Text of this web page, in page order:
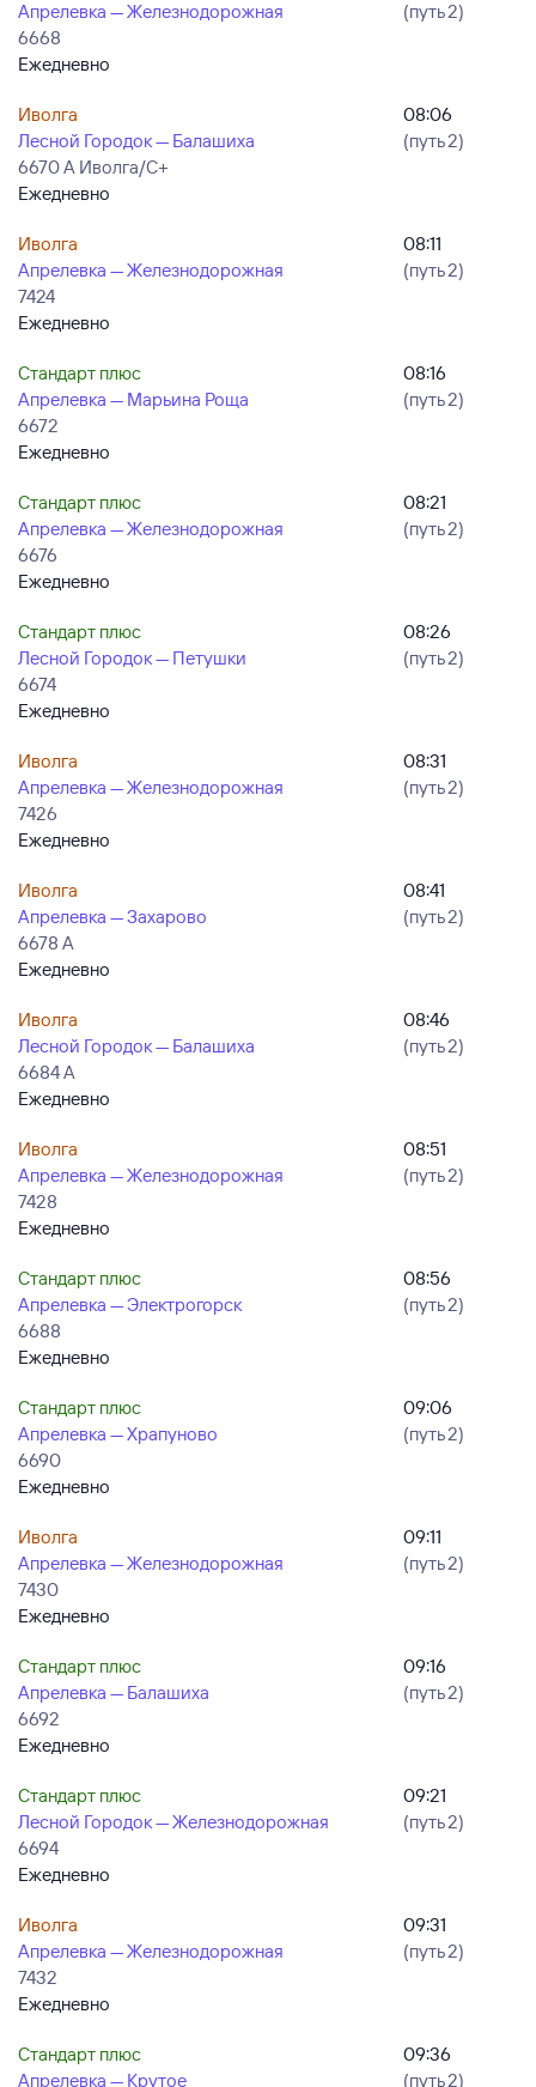
Апрелевка — Железнодорожная
6668
Ежедневно
(путь 2)
Иволга
Лесной Городок — Балашиха
6670 А Иволга/С+
Ежедневно
08:06
(путь 2)
Иволга
Апрелевка — Железнодорожная
7424
Ежедневно
08:11
(путь 2)
Стандарт плюс
Апрелевка — Марьина Роща
6672
Ежедневно
08:16
(путь 2)
Стандарт плюс
Апрелевка — Железнодорожная
6676
Ежедневно
08:21
(путь 2)
Стандарт плюс
Лесной Городок — Петушки
6674
Ежедневно
08:26
(путь 2)
Иволга
Апрелевка — Железнодорожная
7426
Ежедневно
08:31
(путь 2)
Иволга
Апрелевка — Захарово
6678 А
Ежедневно
08:41
(путь 2)
Иволга
Лесной Городок — Балашиха
6684 А
Ежедневно
08:46
(путь 2)
Иволга
Апрелевка — Железнодорожная
7428
Ежедневно
08:51
(путь 2)
Стандарт плюс
Апрелевка — Электрогорск
6688
Ежедневно
08:56
(путь 2)
Стандарт плюс
Апрелевка — Храпуново
6690
Ежедневно
09:06
(путь 2)
Иволга
Апрелевка — Железнодорожная
7430
Ежедневно
09:11
(путь 2)
Стандарт плюс
Апрелевка — Балашиха
6692
Ежедневно
09:16
(путь 2)
Стандарт плюс
Лесной Городок — Железнодорожная
6694
Ежедневно
09:21
(путь 2)
Иволга
Апрелевка — Железнодорожная
7432
Ежедневно
09:31
(путь 2)
Стандарт плюс
Апрелевка — Крутое
09:36
(путь 2)